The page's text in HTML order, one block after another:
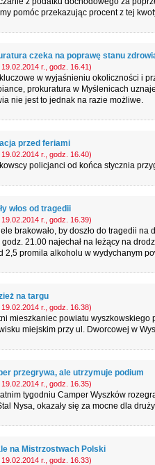
pomóc przekazując procent z tej
czeka na poprawę stanu
r., godz. 16.41)
w wyjaśnieniu okoliczności i
prokuratura w Myślenicach
nie jest to jednak na razie możliwe.
przed feriami
r., godz. 16.40)
policjanci od końca stycznia
włos od tragedii
r., godz. 16.39)
brakowało, by doszło do tragedii
godz. 21.00 najechał na leżący na
2,5 promila alkoholu w wydychanym
na targu
r., godz. 16.38)
mieszkaniec powiatu wyszkowskiego
miejskim przy ul. Dworcowej w
przegrywa, ale utrzymuje podium
r., godz. 16.35)
tygodniu Camper Wyszków
Nysa, okazały się za mocne dla
na Mistrzostwach Polski
r., godz. 16.33)